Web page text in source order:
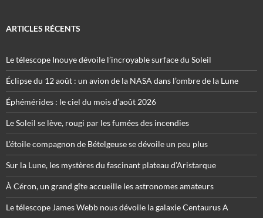
ARTICLES RÉCENTS
Le télescope Inouye dévoile l’incroyable surface du Soleil
Éclipse du 12 août : un avion de la NASA dans l’ombre de la Lune
Éphémérides : le ciel du mois d’août 2026
Le Soleil se lève, rougi par les fumées des incendies
L’étoile compagnon de Bételgeuse se dévoile un peu plus
Sur la Lune, les mystères du fascinant plateau d’Aristarque
À Céron, un grand gîte accueille les astronomes amateurs
Le télescope James Webb nous dévoile la galaxie Centaurus A